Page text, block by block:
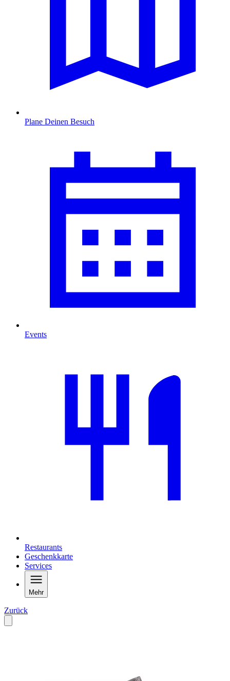
Plane Deinen Besuch
Events
Restaurants
Geschenkkarte
Services
Mehr
Zurück